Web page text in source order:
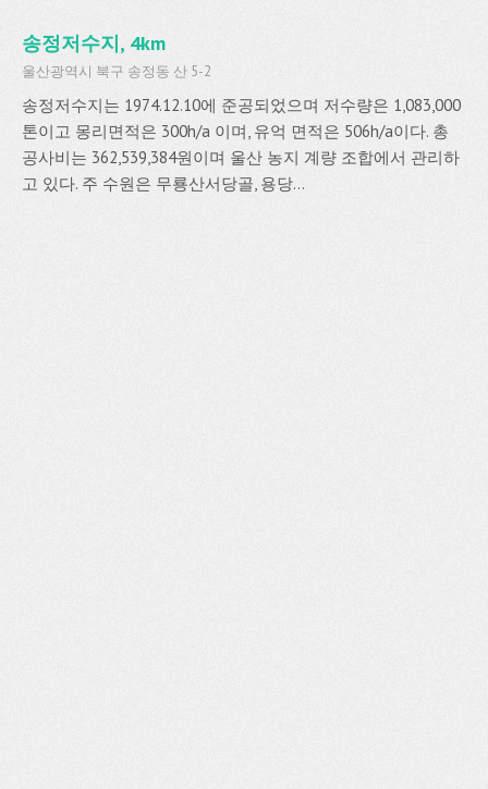
송정저수지, 4km
울산광역시 북구 송정동 산 5-2
송정저수지는 1974.12.10에 준공되었으며 저수량은 1,083,000
톤이고 몽리면적은 300h/a 이며, 유억 면적은 506h/a이다. 총
공사비는 362,539,384원이며 울산 농지 계량 조합에서 관리하
고 있다. 주 수원은 무룡산서당골, 용당...